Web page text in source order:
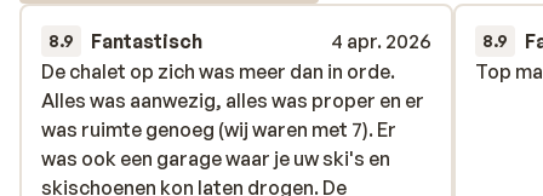
8.9 Fantastisch
4 apr. 2026
De chalet op zich was meer dan in orde.
Alles was aanwezig, alles was proper en er
was ruimte genoeg (wij waren met 7). Er
was ook een garage waar je uw ski's en
skischoenen kon laten drogen. De
De chalet op zich was meer dan in orde.
Alles was aanwezig, alles was proper en er
was ruimte genoeg (wij waren met 7). Er
was ook een garage waar je uw ski's en
skischoenen kon laten drogen. De
8.9
Top
Top